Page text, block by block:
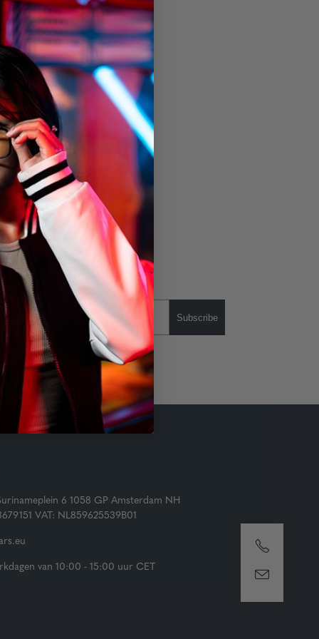
Subscribe
6 1058 GP Amsterdam NH
VAT: NL859625539B01
van 10:00 - 15:00 uur CET